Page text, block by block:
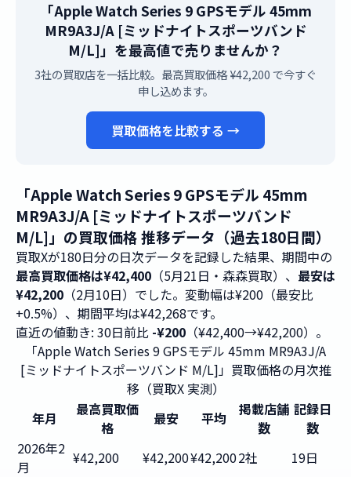
「Apple Watch Series 9 GPSモデル 45mm
MR9A3J/A [ミッドナイトスポーツバンド
M/L]」を最高値で売りませんか？
3社の買取店を一括比較。最高買取価格 ¥42,200 で今すぐ
申し込めます。
買取価格を比較する →
「Apple Watch Series 9 GPSモデル 45mm
MR9A3J/A [ミッドナイトスポーツバンド
M/L]」の買取価格 推移データ（過去180日間）
買取Xが180日分の日次データを記録した結果、期間中の
最高買取価格は¥42,400 （5月21日・森森買取）、 最安は
¥42,200 （2月10日）でした。変動幅は¥200（最安比
+0.5%）、期間平均は¥42,268です。
直近の値動き: 30日前比 -¥200 （¥42,400→¥42,200）。
「Apple Watch Series 9 GPSモデル 45mm MR9A3J/A
[ミッドナイトスポーツバンド M/L]」買取価格の月次推
移（買取X 実測）
年月
最高買取価
格
最安 平均
掲載店舗
数
記録日
数
2026年2
月
¥42,200 ¥42,200¥42,2002社
19日